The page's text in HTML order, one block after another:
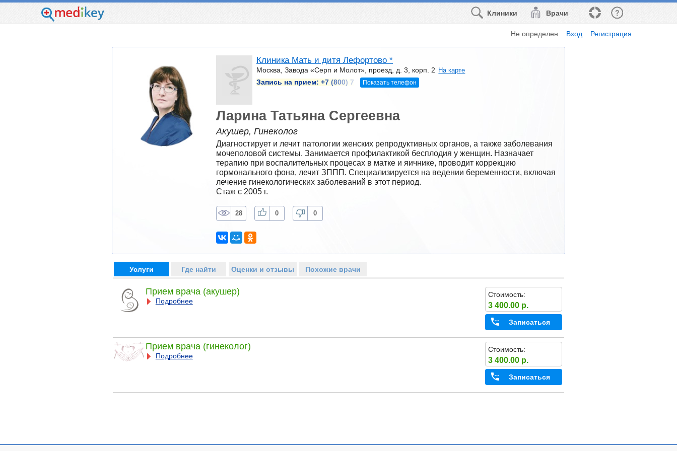
Врачи
Клиники
Не определен Вход Регистрация
Клиника Мать и дитя Лефортово *
Москва, Завода «Серп и Молот», проезд, д. 3, корп. 2 На карте
Запись на прием: +7 (800) 7 Показать телефон
Ларина Татьяна Сергеевна
Акушер, Гинеколог
Диагностирует и лечит патологии женских репродуктивных органов, а также заболевания
мочеполовой системы. Занимается профилактикой бесплодия у женщин. Назначает
терапию при воспалительных процесах в матке и яичнике, проводит коррекцию
гормонального фона, лечит ЗППП. Специализируется на ведении беременности, включая
лечение гинекологических заболеваний в этот период.
Стаж с 2005 г.
28 0 0
Услуги Где найти Оценки и отзывы Похожие врачи
Прием врача (акушер)
Подробнее
Стоимость:
3 400.00 р.
Записаться
Прием врача (гинеколог)
Подробнее
Стоимость:
3 400.00 р.
Записаться